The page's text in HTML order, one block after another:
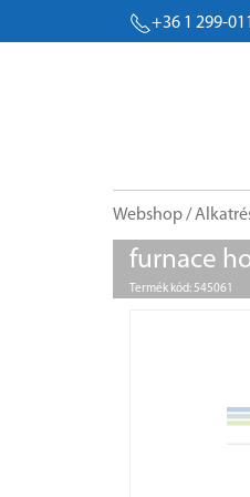
+36 1 299-
Webshop/
furnace
Termék kód: 545061